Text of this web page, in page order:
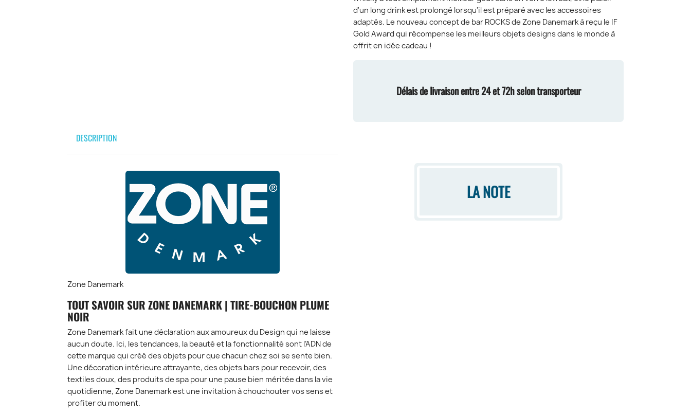
d'un long drink est prolongé lorsqu'il est préparé avec les accessoires
adaptés. Le nouveau concept de bar ROCKS de Zone Danemark à reçu le IF
Gold Award qui récompense les meilleurs objets designs dans le monde à
offrit en idée cadeau !
Délais de livraison entre 24 et 72h selon transporteur
DESCRIPTION
Zone Danemark
TOUT SAVOIR SUR ZONE DANEMARK | TIRE-BOUCHON PLUME
NOIR
Zone Danemark fait une déclaration aux amoureux du Design qui ne laisse
aucun doute. Ici, les tendances, la beauté et la fonctionnalité sont l’ADN de
cette marque qui créé des objets pour que chacun chez soi se sente bien.
Une décoration intérieure attrayante, des objets bars pour recevoir, des
textiles doux, des produits de spa pour une pause bien méritée dans la vie
quotidienne, Zone Danemark est une invitation à chouchouter vos sens et
profiter du moment.
LA NOTE